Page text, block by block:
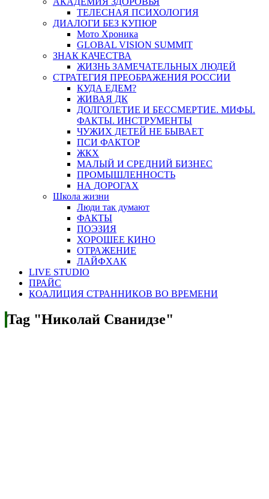
ТЕЛЕСНАЯ ПСИХОЛОГИЯ
ДИАЛОГИ БЕЗ КУПЮР
Мото Хроника
GLOBAL VISION SUMMIT
ЗНАК КАЧЕСТВА
ЖИЗНЬ ЗАМЕЧАТЕЛЬНЫХ ЛЮДЕЙ
СТРАТЕГИЯ ПРЕОБРАЖЕНИЯ РОССИИ
КУДА ЕДЕМ?
ЖИВАЯ ДК
ДОЛГОЛЕТИЕ И БЕССМЕРТИЕ. МИФЫ.
ФАКТЫ. ИНСТРУМЕНТЫ
ЧУЖИХ ДЕТЕЙ НЕ БЫВАЕТ
ПСИ ФАКТОР
ЖКХ
МАЛЫЙ И СРЕДНИЙ БИЗНЕС
ПРОМЫШЛЕННОСТЬ
НА ДОРОГАХ
Школа жизни
Люди так думают
ФАКТЫ
ПОЭЗИЯ
ХОРОШЕЕ КИНО
ОТРАЖЕНИЕ
ЛАЙФХАК
LIVE STUDIO
ПРАЙС
КОАЛИЦИЯ СТРАННИКОВ ВО ВРЕМЕНИ
Tag "Николай Сванидзе"